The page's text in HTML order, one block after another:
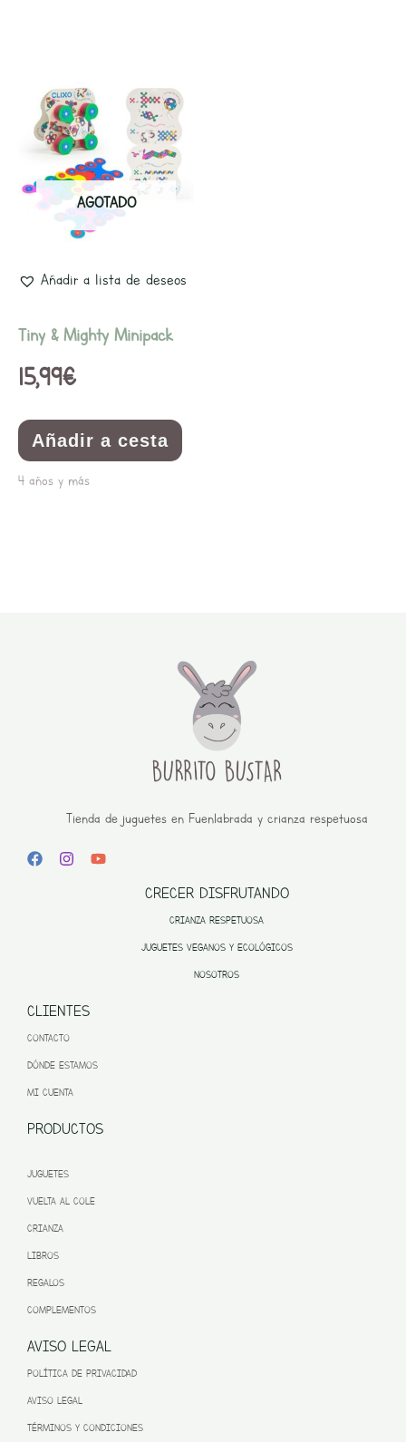
AGOTADO
Añadir a lista de deseos
Tiny & Mighty Minipack
15,99€
Añadir a cesta
4 años y más
Tienda de juguetes en Fuenlabrada y crianza respetuosa
CRECER DISFRUTANDO
CRIANZA RESPETUOSA
JUGUETES VEGANOS Y ECOLÓGICOS
NOSOTROS
CLIENTES
CONTACTO
DÓNDE ESTAMOS
MI CUENTA
PRODUCTOS
JUGUETES
VUELTA AL COLE
CRIANZA
LIBROS
REGALOS
COMPLEMENTOS
AVISO LEGAL
POLÍTICA DE PRIVACIDAD
AVISO LEGAL
TÉRMINOS Y CONDICIONES